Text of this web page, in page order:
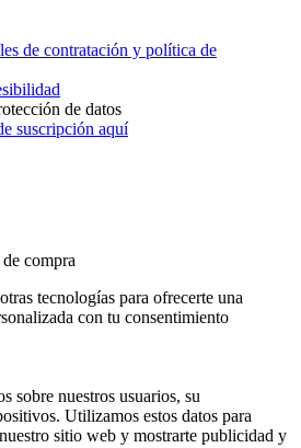
de contratación y política de
de datos
suscripción aquí
compra
tecnologías para ofrecerte una
con tu consentimiento
sobre nuestros usuarios, su
Utilizamos estos datos para
sitio web y mostrarte publicidad y